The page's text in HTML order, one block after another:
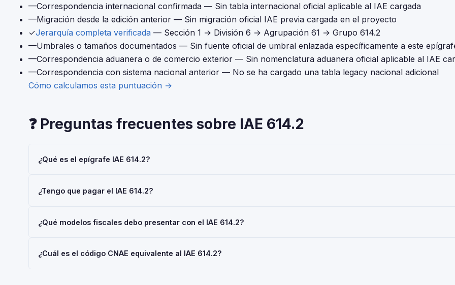
—Correspondencia internacional confirmada — Sin tabla internacional oficial aplicable al IAE cargada
—Migración desde la edición anterior — Sin migración oficial IAE previa cargada en el proyecto
✓Jerarquía completa verificada — Sección 1 → División 6 → Agrupación 61 → Grupo 614.2
—Umbrales o tamaños documentados — Sin fuente oficial de umbral enlazada específicamente a este
—Correspondencia aduanera o de comercio exterior — Sin nomenclatura aduanera oficial aplicable al IAE
—Correspondencia con sistema nacional anterior — No se ha cargado una tabla legacy nacional adicional
Cómo calculamos esta puntuación →
❓ Preguntas frecuentes sobre IAE 614.2
¿Qué es el epígrafe IAE 614.2?
Actividades Económicas (IAE), gestionado por la AEAT. Toda empresa o autónomo que realice esta actividad debe darse de
¿Tengo que pagar el IAE 614.2?
€/año también están exentas. No obstante, el alta en el IAE es obligatoria para todos al iniciar la actividad económica.
¿Qué modelos fiscales debo presentar con el IAE 614.2?
Consulta con tu asesor fiscal para tu situación concreta.
¿Cuál es el código CNAE equivalente al IAE 614.2?